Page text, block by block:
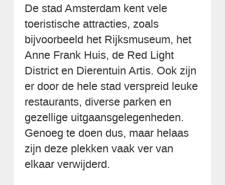
De stad Amsterdam kent vele
toeristische attracties, zoals
bijvoorbeeld het Rijksmuseum, het
Anne Frank Huis, de Red Light
District en Dierentuin Artis. Ook zijn
er door de hele stad verspreid leuke
restaurants, diverse parken en
gezellige uitgaansgelegenheden.
Genoeg te doen dus, maar helaas
zijn deze plekken vaak ver van
elkaar verwijderd.